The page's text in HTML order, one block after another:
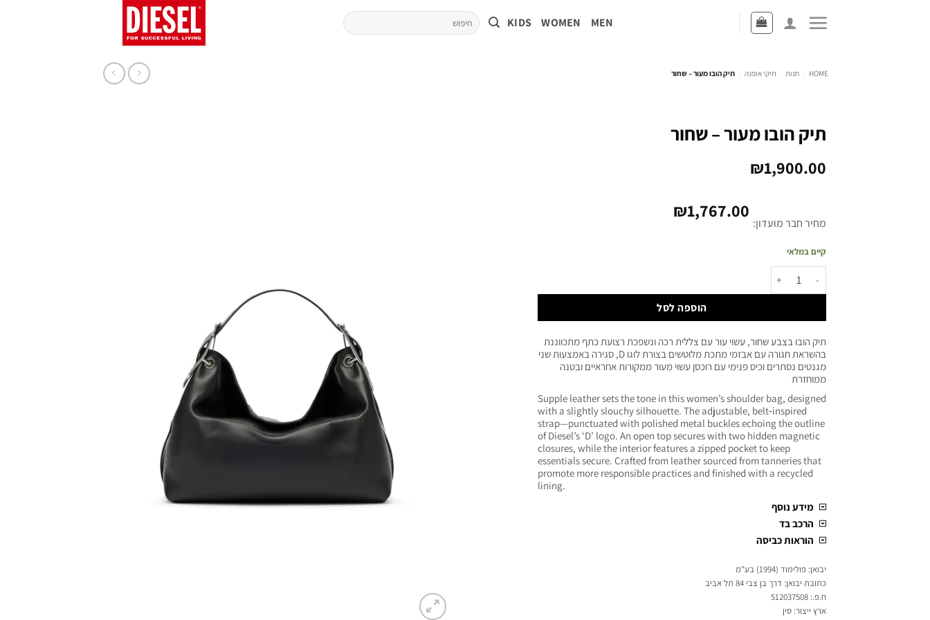
MEN
WOMEN
KIDS
HOME
- חנות - תיקי אופנה - תיק הובו מעור – שחור
תיק הובו מעור – שחור
₪1,900.00
מחיר חבר מועדון:
₪1,767.00
קיים במלאי
הוספה לסל
תיק הובו בצבע שחור, עשוי עור עם צללית רכה ונשפכת רצועת כתף מתכווננת
בהשראת חגורה עם אבזמי מתכת מלוטשים בצורת לוגו D, סגירה באמצעות שני
מגנטים נסתרים וכיס פנימי עם רוכסן עשוי מעור ממקורות אחראיים ובטנה
ממוחזרת
Supple leather sets the tone in this women’s shoulder bag, designed
with a slightly slouchy silhouette. The adjustable, belt‑inspired
strap—punctuated with polished metal buckles echoing the outline
of Diesel’s ‘D’ logo. An open top secures with two hidden magnetic
closures, while the interior features a zipped pocket to keep
essentials secure. Crafted from leather sourced from tanneries that
promote more responsible practices and finished with a recycled
lining.
מידע נוסף
הרכב בד
הוראות כביסה
יבואן: פולימוד (1994) בע"מ
כתובת יבואן: דרך בן צבי 84 תל אביב
ח.פ.: 512037508
ארץ ייצור: סין